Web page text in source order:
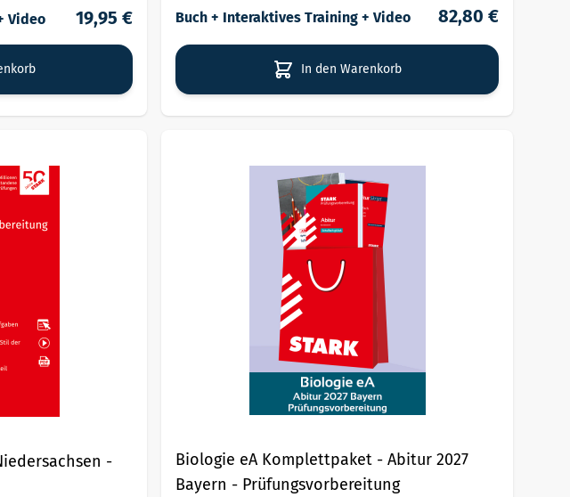
Video
19,95 €
Buch + Interaktives Training + Video
82,80 €
In den Warenkorb
-
Biologie eA Komplettpaket - Abitur 2027
Bayern - Prüfungsvorbereitung